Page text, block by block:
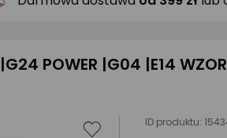
POWER |G04 |E14
ID produktu: